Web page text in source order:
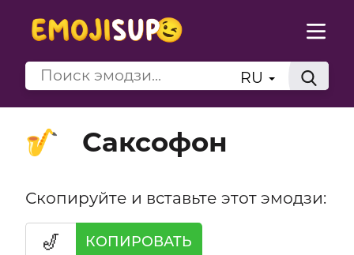
RU
🎷 Саксофон
Скопируйте и вставьте этот эмодзи:
🎷 КОПИРОВАТЬ